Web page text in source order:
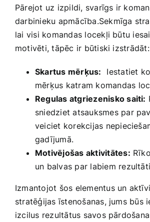
Pārejot ‍uz izpildi, svarīgs ir
darbinieku‍ apmācība.Sekmīga
lai​ visi komandas locekļi būtu
motivēti, tāpēc ir ​būtiski izstrādāt:
Skartus mērķus:
Iestatiet
mērķus katram komandas
Regulas​ atgriezenisko saiti:
sniedziet atsauksmes par
veiciet ‍korekcijas
gadījumā.
Motivējošas aktivitātes:
un balvas par‌ labiem
Izmantojot šos elementus un
stratēģijas īstenošanas, jums būs
‌izcilus rezultātus savos